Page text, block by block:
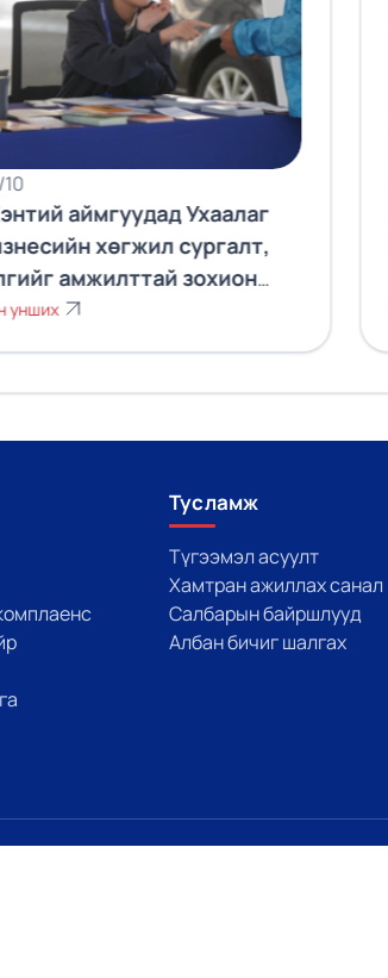
аймгуудад Ухаалаг
хөгжил сургалт,
амжилттай зохион
унших
Тусламж
Түгээмэл асуулт
Хамтран ажиллах санал
Салбарын байршлууд
Албан бичиг шалгах